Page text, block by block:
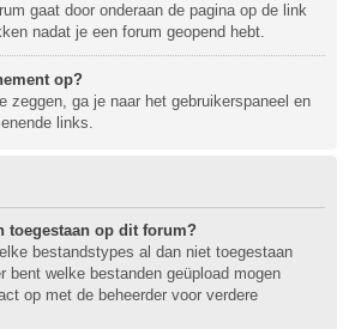
gaat door onderaan de pagina op de link
nadat je een forum geopend hebt.
op?
zeggen, ga je naar het gebruikerspaneel en
links.
toegestaan op dit forum?
bestandstypes al dan niet toegestaan
bent welke bestanden geüpload mogen
op met de beheerder voor verdere